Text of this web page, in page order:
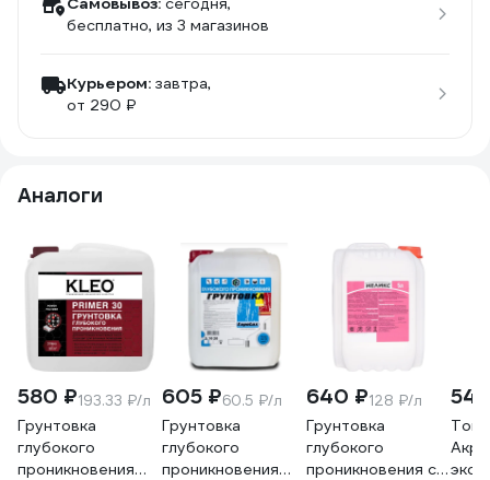
бесплатно, из 3 магазинов
Курьером: завтра,
от 290 ₽
Аналоги
580 ₽193.33 ₽/л
Грунтовка
глубокого
проникновения
605 ₽60.5 ₽/л
Грунтовка
глубокого
проникновения
640 ₽128 ₽/л
Грунтовка
глубокого
проникновения с
Топ